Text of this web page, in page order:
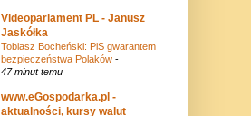
Videoparlament PL - Janusz
Jaskółka
Tobiasz Bocheński: PiS gwarantem
bezpieczeństwa Polaków -
47 minut temu
www.eGospodarka.pl -
aktualności, kursy walut